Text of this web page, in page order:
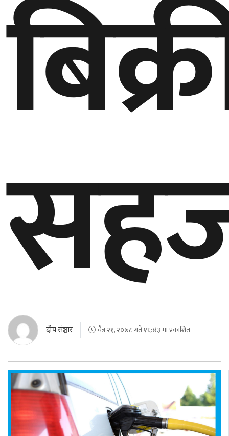
खेलकुद
साहित्य
अमेरिका
एसिया
यूरोप
क्यानाडा
अन्य
दीप संञ्चार चैत्र २१, २०७८ गते १६:४३ मा प्रकाशित